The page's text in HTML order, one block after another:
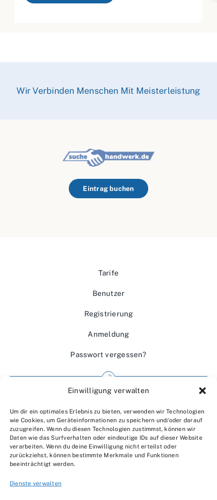
Einwilligung verwalten
Um dir ein optimales Erlebnis zu bieten, verwenden wir Technologien
wie Cookies, um Geräteinformationen zu speichern und/oder darauf
zuzugreifen. Wenn du diesen Technologien zustimmst, können wir
Daten wie das Surfverhalten oder eindeutige IDs auf dieser Website
verarbeiten. Wenn du deine Einwilligung nicht erteilst oder
zurückziehst, können bestimmte Merkmale und Funktionen
beeinträchtigt werden.
Dienste verwalten
Wir Verbinden Menschen Mit Meisterleistung
Eintrag buchen
Tarife
Benutzer
Registrierung
Anmeldung
Passwort vergessen?
Wir über uns
Kontakt
Datenschutzerklärung